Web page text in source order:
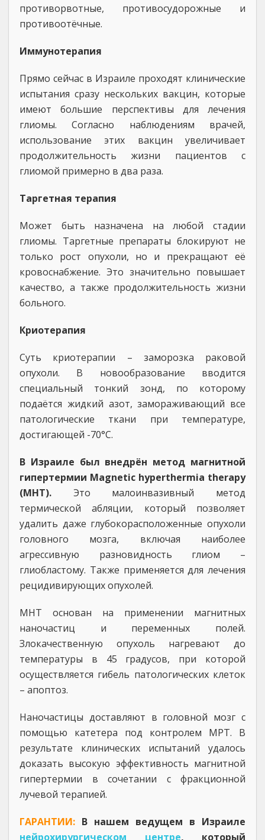
противорвотные, противосудорожные и
противоотёчные.
Иммунотерапия
Прямо сейчас в Израиле проходят клинические
испытания сразу нескольких вакцин, которые
имеют большие перспективы для лечения
глиомы. Согласно наблюдениям врачей,
использование этих вакцин увеличивает
продолжительность жизни пациентов с
глиомой примерно в два раза.
Таргетная терапия
Может быть назначена на любой стадии
глиомы. Таргетные препараты блокируют не
только рост опухоли, но и прекращают её
кровоснабжение. Это значительно повышает
качество, а также продолжительность жизни
больного.
Криотерапия
Суть криотерапии – заморозка раковой
опухоли. В новообразование вводится
специальный тонкий зонд, по которому
подаётся жидкий азот, замораживающий все
патологические ткани при температуре,
достигающей -70°С.
В Израиле был внедрён метод магнитной
гипертермии Magnetic hyperthermia therapy
(MHT). Это малоинвазивный метод
термической абляции, который позволяет
удалить даже глубокорасположенные опухоли
головного мозга, включая наиболее
агрессивную разновидность глиом –
глиобластому. Также применяется для лечения
рецидивирующих опухолей.
МНТ основан на применении магнитных
наночастиц и переменных полей.
Злокачественную опухоль нагревают до
температуры в 45 градусов, при которой
осуществляется гибель патологических клеток
– апоптоз.
Наночастицы доставляют в головной мозг с
помощью катетера под контролем МРТ. В
результате клинических испытаний удалось
доказать высокую эффективность магнитной
гипертермии в сочетании с фракционной
лучевой терапией.
ГАРАНТИИ: В нашем ведущем в Израиле
нейрохирургическом центре, который